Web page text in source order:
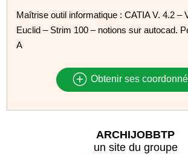
Maîtrise outil informatique : CATIA V. 4.2 –
Euclid – Strim 100 – notions sur autocad.
A
Obtenir ses
ARCHIJOBBTP
un site du groupe